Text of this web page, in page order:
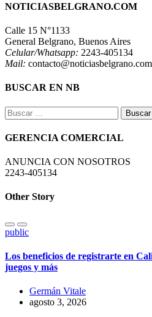
NOTICIASBELGRANO.COM
Calle 15 N°1133
General Belgrano, Buenos Aires
Celular/Whatsapp: 2243-405134
Mail: contacto@noticiasbelgrano.com
BUSCAR EN NB
Buscar:
GERENCIA COMERCIAL
ANUNCIA CON NOSOTROS
2243-405134
Other Story
public
Los beneficios de registrarte en
juegos y más
Germán Vitale
agosto 3, 2026